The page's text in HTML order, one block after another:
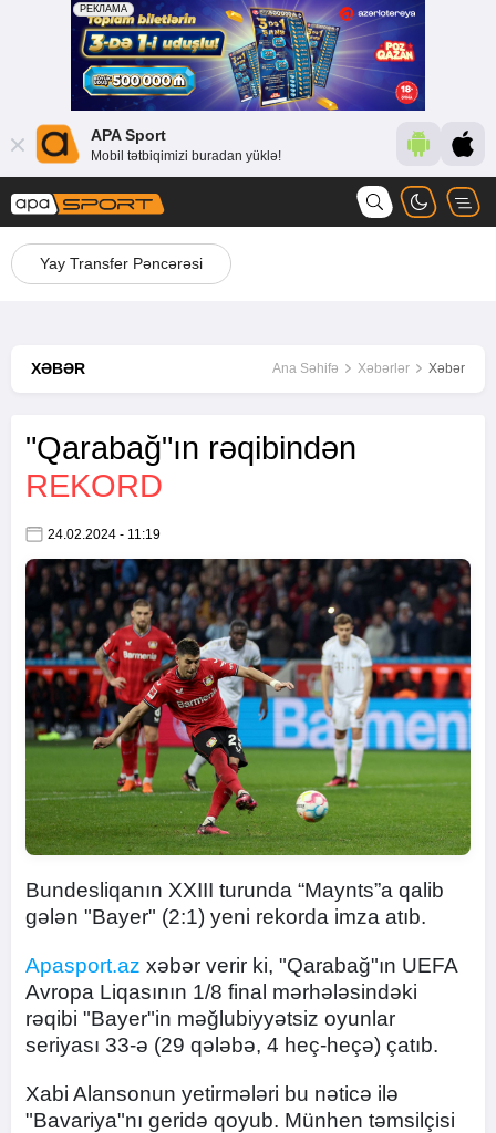
APA Sport
Mobil tətbiqimizi buradan yüklə!
Yay Transfer Pəncərəsi
XƏBƏR Ana Səhifə Xəbərlər Xəbər
"Qarabağ"ın rəqibindən
REKORD
24.02.2024 - 11:19
Bundesliqanın XXIII turunda “Maynts”a qalib
gələn "Bayer" (2:1) yeni rekorda imza atıb.
Apasport.az xəbər verir ki, "Qarabağ"ın UEFA
Avropa Liqasının 1/8 final mərhələsindəki
rəqibi "Bayer"in məğlubiyyətsiz oyunlar
seriyası 33-ə (29 qələbə, 4 heç-heçə) çatıb.
Xabi Alansonun yetirmələri bu nəticə ilə
"Bavariya"nı geridə qoyub. Münhen təmsilçisi